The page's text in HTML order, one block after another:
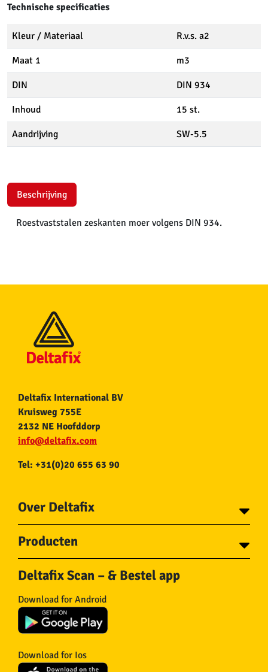
Technische specificaties
Kleur / Materiaal R.v.s. a2
Maat 1 m3
DIN DIN 934
Inhoud 15 st.
Aandrijving SW-5.5
Beschrijving
Roestvaststalen zeskanten moer volgens DIN 934.
Deltafix International BV
Kruisweg 755E
2132 NE Hoofddorp
info@deltafix.com
Tel: +31(0)20 655 63 90
Over Deltafix
Voor gemeentes
Over Deltafix
Producten
Schroeven
Bouten
Draadnagels
Pluggen
Beslag
Haken
IJzerwaren
Ketting en Toebehoren
Deltafix Scan – & Bestel app
Download for Android
Download for Ios